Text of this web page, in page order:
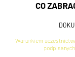
CO
Warunkiem